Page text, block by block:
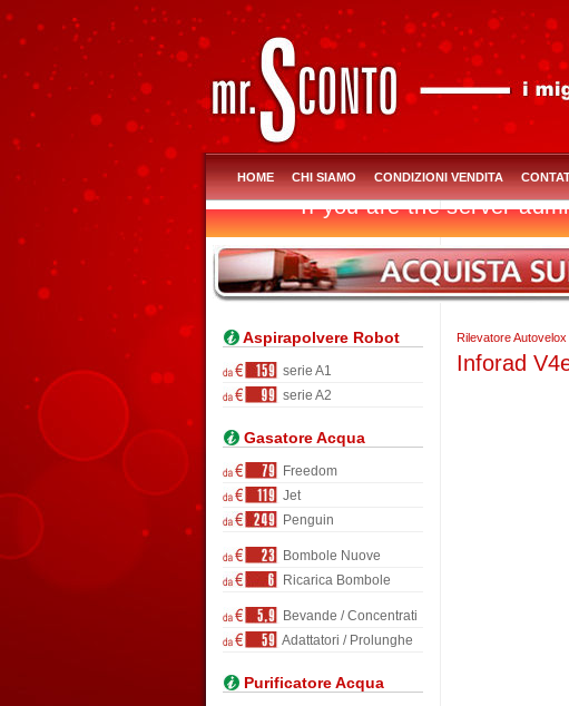
HOME CHI SIAMO CONDIZIONI VENDITA
Aspirapolvere Robot
serie A1
serie A2
Gasatore Acqua
Freedom
Jet
Penguin
Bombole Nuove
Ricarica Bombole
Bevande / Concentrati
Adattatori / Prolunghe
Purificatore Acqua
Rilevatore
Inforad